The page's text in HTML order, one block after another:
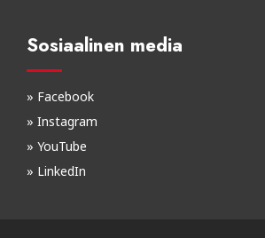
Sosiaalinen media
» Facebook
» Instagram
» YouTube
» LinkedIn